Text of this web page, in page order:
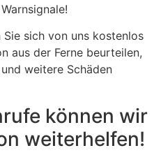
sich von uns kostenlos
aus der Ferne beurteilen,
weitere Schäden
können wir
weiterhelfen!